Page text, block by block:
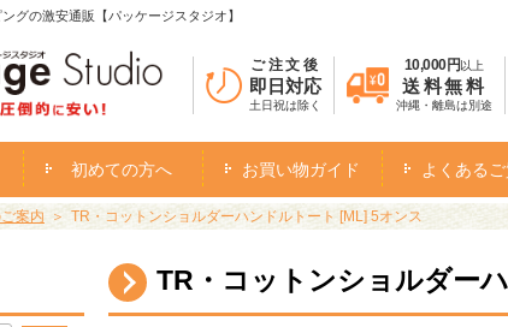
グの激安通販【パッケージスタジオ】
ご注文後
即日対応
土日祝は除く
10,000円 以上
送料無料
沖縄・離島は別途
初めての方へ お買い物ガイド よくある
案内 TR・コットンショルダーハンドルトート [ML] 5オンス
TR・コットンショルダー